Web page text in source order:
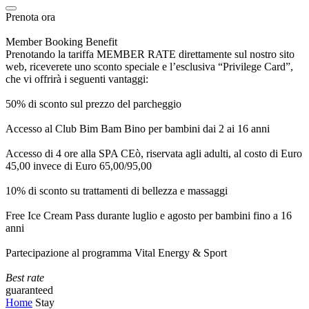
Prenota ora
Member Booking Benefit
Prenotando la tariffa MEMBER RATE direttamente sul nostro sito
web, riceverete uno sconto speciale e l’esclusiva “Privilege Card”,
che vi offrirà i seguenti vantaggi:
50% di sconto sul prezzo del parcheggio
Accesso al Club Bim Bam Bino per bambini dai 2 ai 16 anni
Accesso di 4 ore alla SPA CEò, riservata agli adulti, al costo di Euro
45,00 invece di Euro 65,00/95,00
10% di sconto su trattamenti di bellezza e massaggi
Free Ice Cream Pass durante luglio e agosto per bambini fino a 16
anni
Partecipazione al programma Vital Energy & Sport
Best rate
guaranteed
Home Stay